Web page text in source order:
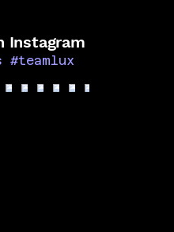
Instagram
#teamlux